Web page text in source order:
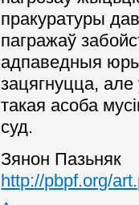
пракуратуры
пагражаў
адпаведныя
зацягнуцца,
такая асоба
суд.
Зянон Пазьняк
http://pbpf.org/